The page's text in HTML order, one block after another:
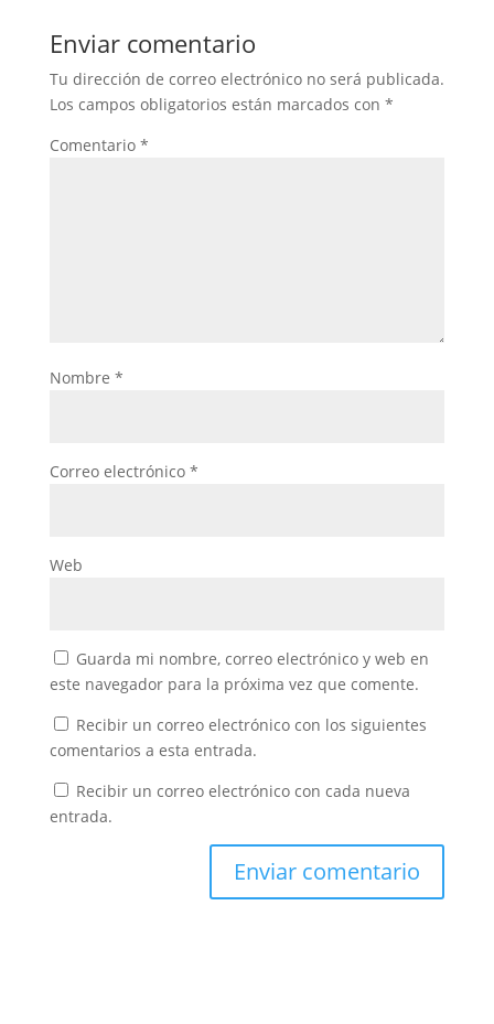
Enviar comentario
Tu dirección de correo electrónico no será publicada.
Los campos obligatorios están marcados con *
Comentario *
Nombre *
Correo electrónico *
Web
Guarda mi nombre, correo electrónico y web en
este navegador para la próxima vez que comente.
Recibir un correo electrónico con los siguientes
comentarios a esta entrada.
Recibir un correo electrónico con cada nueva
entrada.